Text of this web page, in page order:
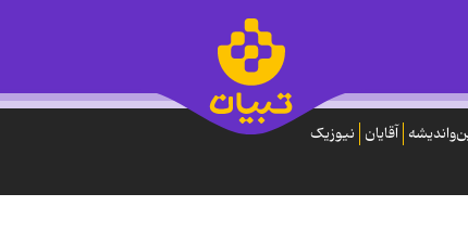
آقایان نیوزیک